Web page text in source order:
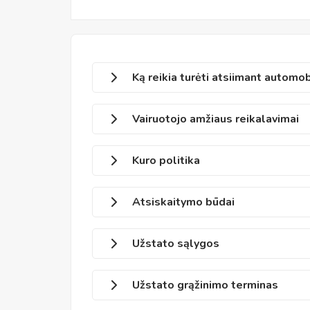
Ką reikia turėti atsiimant
Vairuotojo amžiaus reikalavimai
Kuro politika
Atsiskaitymo būdai
Užstato sąlygos
Užstato grąžinimo terminas